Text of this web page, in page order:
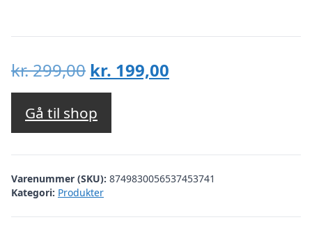
kr.299,00 Den
oprindelige
pris
var:
kr. 299,00.
kr. 199,00
kr. 199,00.
Gå til shop
Varenummer (SKU): 8749830056537453741
Kategori: Produkter